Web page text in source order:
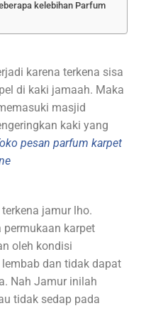
kelebihan Parfum
karena terkena sisa
di kaki jamaah. Maka
masjid
kaki yang
pesan parfum karpet
jamur lho.
karpet
oleh kondisi
dan tidak dapat
Nah Jamur inilah
tidak sedap pada